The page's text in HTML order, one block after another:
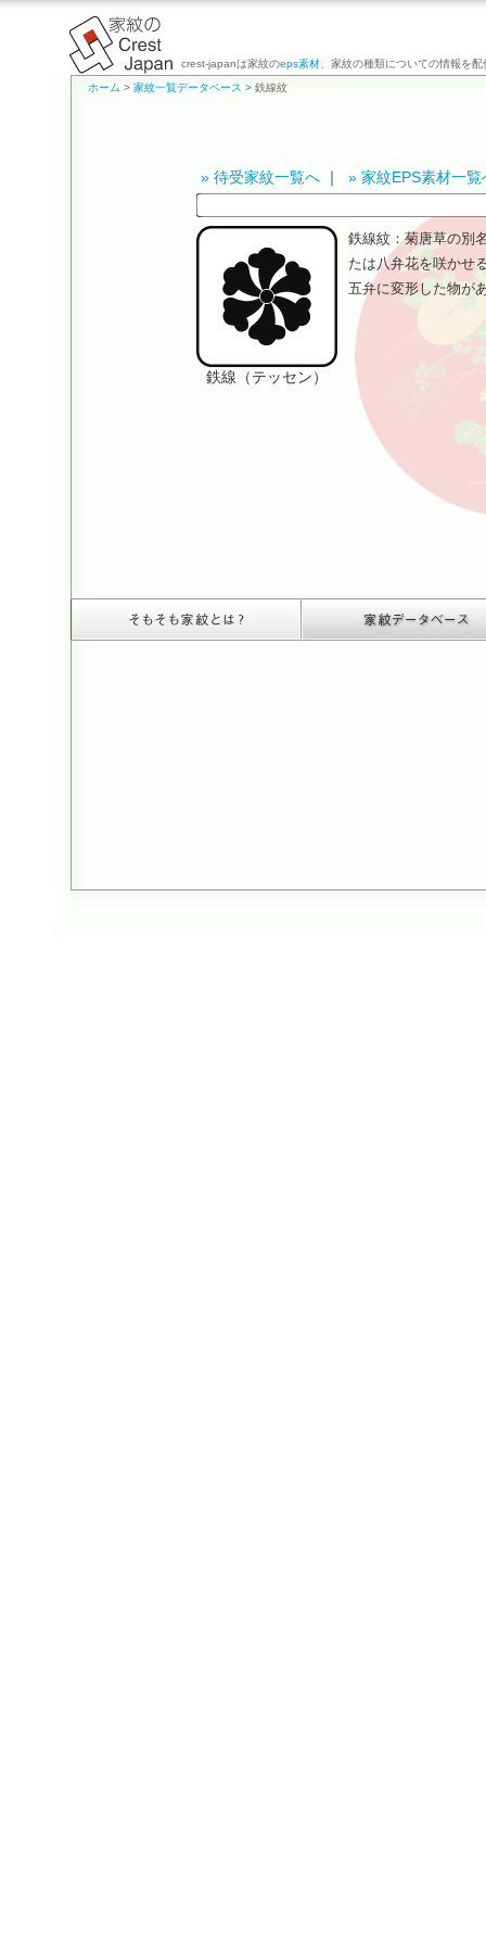
crest-japanは家紋のeps素材、家紋の種類についての情報を配
ホーム > 家紋一覧データベース > 鉄線紋
» 待受家紋一覧へ｜ » 家紋EPS素材一覧
鉄線（テッセン）
鉄線紋：菊唐草の別
たは八弁花を咲かせ
五弁に変形した物が